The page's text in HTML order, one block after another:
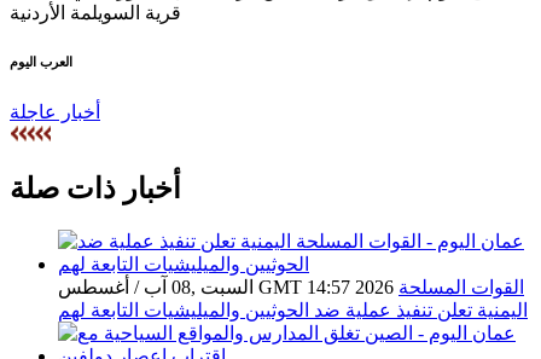
العرب اليوم
أخبار عاجلة
أخبار ذات صلة
السبت ,08 آب / أغسطس GMT 14:57 2026 القوات المسلحة
اليمنية تعلن تنفيذ عملية ضد الحوثيين والميليشيات التابعة لهم